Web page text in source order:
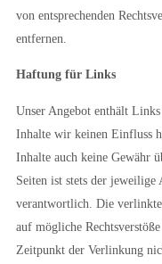
von entsprechenden
entfernen.
Haftung für Links
Unser Angebot enthält
Inhalte wir keinen Einfluss
Inhalte auch keine Gewähr
Seiten ist stets der jeweilige
verantwortlich. Die
auf mögliche
Zeitpunkt der Verlinkung